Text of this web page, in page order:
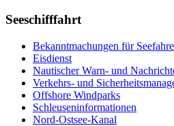
Seeschifffahrt
Be­kannt­ma­chun­gen für
Eis­dienst
Nau­ti­scher Warn-​ und
Ver­kehrs-​ und
Offs­ho­re Wind­parks
Schleu­sen­in­for­ma­tio­nen
Nord-​Ost­see-​Ka­nal